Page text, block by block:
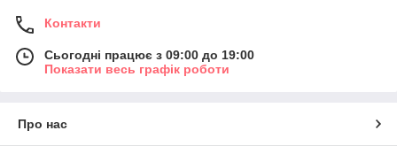
Контакти
Сьогодні працює з 09:00 до 19:00
Показати весь графік роботи
Про нас